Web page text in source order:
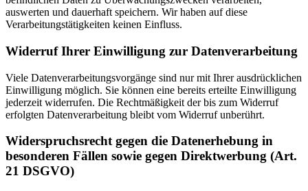
auswerten und dauerhaft speichern. Wir haben auf diese
Verarbeitungstätigkeiten keinen Einfluss.
Widerruf Ihrer Einwilligung zur Datenverarbeitung
Viele Datenverarbeitungsvorgänge sind nur mit Ihrer ausdrücklichen
Einwilligung möglich. Sie können eine bereits erteilte Einwilligung
jederzeit widerrufen. Die Rechtmäßigkeit der bis zum Widerruf
erfolgten Datenverarbeitung bleibt vom Widerruf unberührt.
Widerspruchsrecht gegen die Datenerhebung in
besonderen Fällen sowie gegen Direktwerbung (Art.
21 DSGVO)